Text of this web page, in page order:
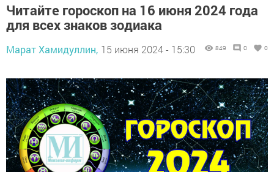
Читайте гороскоп на 16 июня 2024 года
для всех знаков зодиака
Марат Хамидуллин, 15 июня 2024 - 15:30 849 0 0